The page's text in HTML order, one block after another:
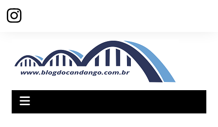
para